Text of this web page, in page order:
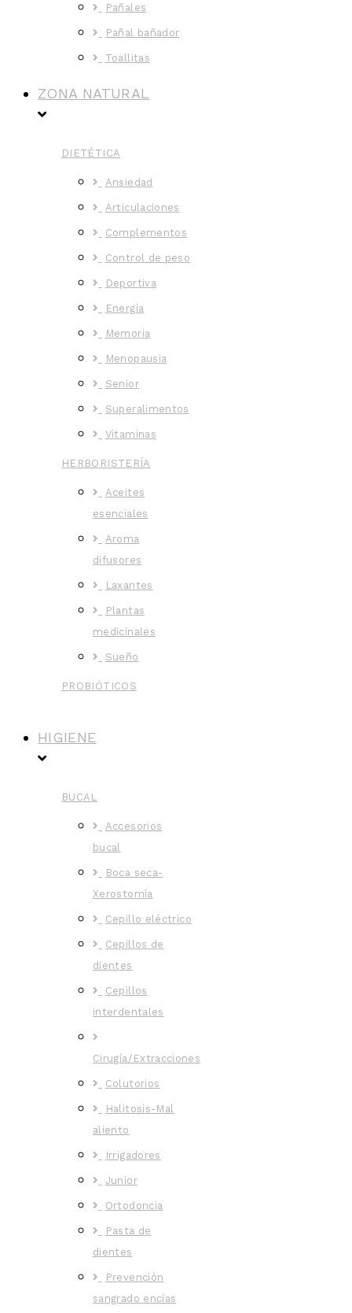
Pañales
Pañal bañador
Toallitas
ZONA NATURAL
DIETÉTICA
Ansiedad
Articulaciones
Complementos
Control de peso
Deportiva
Energía
Memoria
Menopausia
Senior
Superalimentos
Vitaminas
HERBORISTERÍA
Aceites
esenciales
Aroma
difusores
Laxantes
Plantas
medicinales
Sueño
PROBIÓTICOS
HIGIENE
BUCAL
Accesorios
bucal
Boca seca-
Xerostomía
Cepillo eléctrico
Cepillos de
dientes
Cepillos
interdentales
Cirugía/Extracciones
Colutorios
Halitosis-Mal
aliento
Irrigadores
Junior
Ortodoncia
Pasta de
dientes
Prevención
sangrado encías